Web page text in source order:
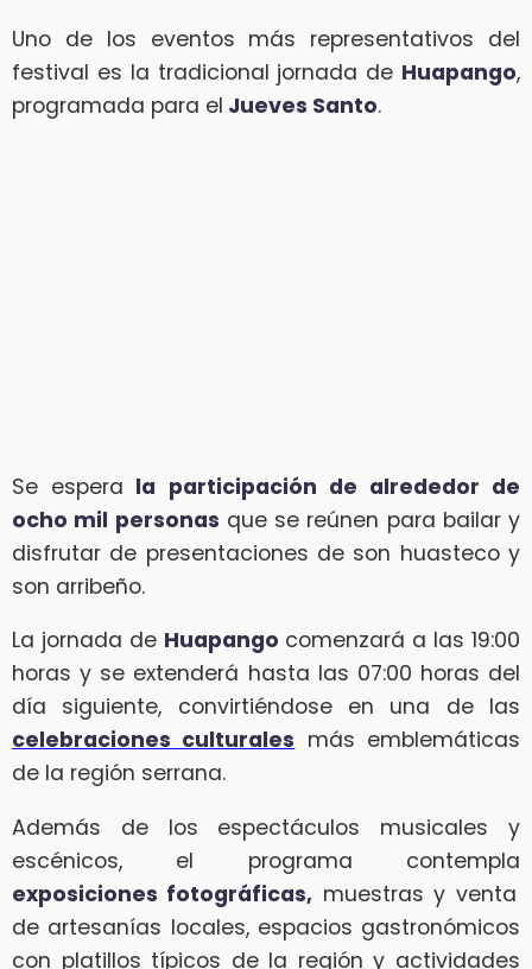
Uno de los eventos más representativos del
festival es la tradicional jornada de Huapango,
programada para el Jueves Santo.
Se espera la participación de alrededor de
ocho mil personas que se reúnen para bailar y
disfrutar de presentaciones de son huasteco y
son arribeño.
La jornada de Huapango comenzará a las 19:00
horas y se extenderá hasta las 07:00 horas del
día siguiente, convirtiéndose en una de las
celebraciones culturales más emblemáticas
de la región serrana.
Además de los espectáculos musicales y
escénicos, el programa contempla
exposiciones fotográficas, muestras y venta
de artesanías locales, espacios gastronómicos
con platillos típicos de la región y actividades